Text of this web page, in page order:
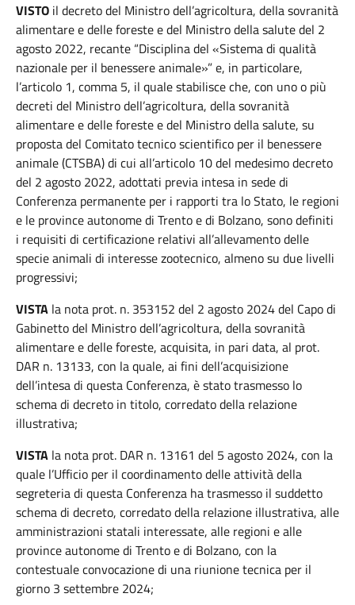
VISTO il decreto del Ministro dell’agricoltura, della sovranità
alimentare e delle foreste e del Ministro della salute del 2
agosto 2022, recante “Disciplina del «Sistema di qualità
nazionale per il benessere animale»” e, in particolare,
l’articolo 1, comma 5, il quale stabilisce che, con uno o più
decreti del Ministro dell’agricoltura, della sovranità
alimentare e delle foreste e del Ministro della salute, su
proposta del Comitato tecnico scientifico per il benessere
animale (CTSBA) di cui all’articolo 10 del medesimo decreto
del 2 agosto 2022, adottati previa intesa in sede di
Conferenza permanente per i rapporti tra lo Stato, le regioni
e le province autonome di Trento e di Bolzano, sono definiti
i requisiti di certificazione relativi all’allevamento delle
specie animali di interesse zootecnico, almeno su due livelli
progressivi;
VISTA la nota prot. n. 353152 del 2 agosto 2024 del Capo di
Gabinetto del Ministro dell’agricoltura, della sovranità
alimentare e delle foreste, acquisita, in pari data, al prot.
DAR n. 13133, con la quale, ai fini dell’acquisizione
dell’intesa di questa Conferenza, è stato trasmesso lo
schema di decreto in titolo, corredato della relazione
illustrativa;
VISTA la nota prot. DAR n. 13161 del 5 agosto 2024, con la
quale l’Ufficio per il coordinamento delle attività della
segreteria di questa Conferenza ha trasmesso il suddetto
schema di decreto, corredato della relazione illustrativa, alle
amministrazioni statali interessate, alle regioni e alle
province autonome di Trento e di Bolzano, con la
contestuale convocazione di una riunione tecnica per il
giorno 3 settembre 2024;